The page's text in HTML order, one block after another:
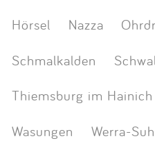
Hörsel
Nazza
Schmalkalden
Thiemsburg im Hainich
Wasungen
Werra-